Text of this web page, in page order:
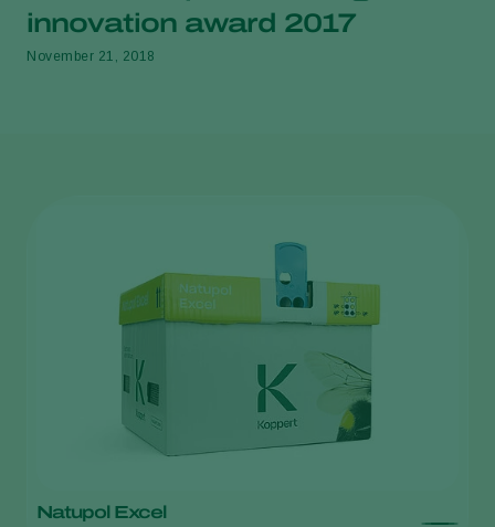
innovation award 2017
November 21, 2018
Natupol Excel